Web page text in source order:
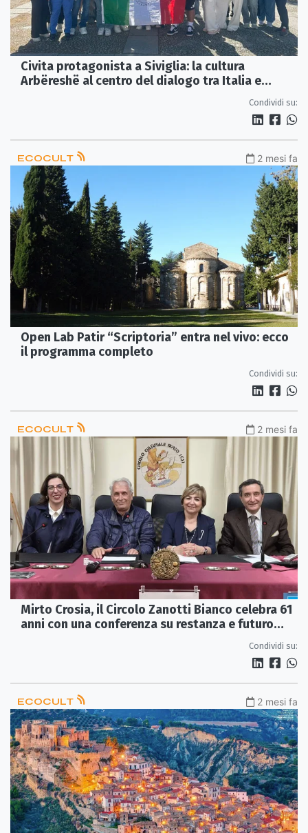
Civita protagonista a Siviglia: la cultura
Arbëreshë al centro del dialogo tra Italia e
Condividi su:
ECOCULT 2 mesi fa
Open Lab Patir “Scriptoria” entra nel vivo: ecco
il programma completo
Condividi su:
ECOCULT 2 mesi fa
Mirto Crosia, il Circolo Zanotti Bianco celebra 61
anni con una conferenza su restanza e futuro
Condividi su:
ECOCULT 2 mesi fa